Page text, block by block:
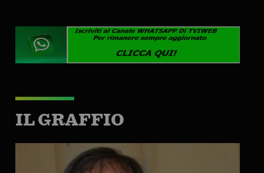
IL GRAFFIO